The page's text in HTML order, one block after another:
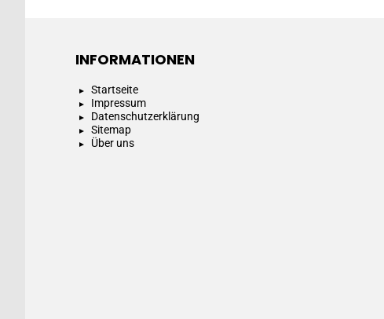
INFORMATIONEN
Startseite
Impressum
Datenschutzerklärung
Sitemap
Über uns